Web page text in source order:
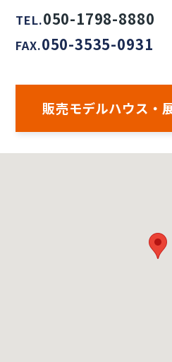
TEL.050-1798-8880
FAX.050-3535-0931
販売モデルハウス・